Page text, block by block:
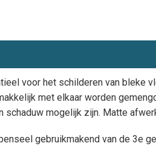
voor het schilderen van bleke
met elkaar worden
mogelijk zijn. Matte
gebruikmakend van de 3e